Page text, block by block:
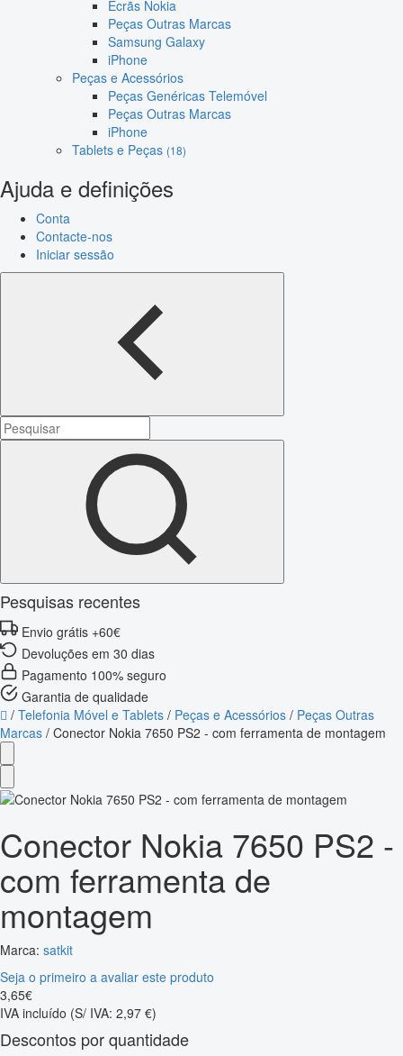
Ecrãs Nokia
Peças Outras Marcas
Samsung Galaxy
iPhone
Peças e Acessórios
Peças Genéricas Telemóvel
Peças Outras Marcas
iPhone
Tablets e Peças (18)
Ajuda e definições
Conta
Contacte-nos
Iniciar sessão
Pesquisas recentes
Envio grátis +60€
Devoluções em 30 dias
Pagamento 100% seguro
Garantia de qualidade
/ Telefonia Móvel e Tablets / Peças e Acessórios / Peças Outras
Marcas / Conector Nokia 7650 PS2 - com ferramenta de montagem
Conector Nokia 7650 PS2 -
com ferramenta de
montagem
Marca: satkit
Seja o primeiro a avaliar este produto
3,65€
IVA incluído (S/ IVA: 2,97 €)
Descontos por quantidade